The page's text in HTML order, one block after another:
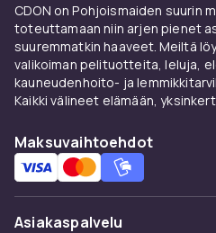
CDON on Pohjoismaiden suurin
toteuttamaan niin arjen pienet
suuremmatkin haaveet. Meiltä
valikoiman pelituotteita, leluja,
kauneudenhoito- ja
Kaikki välineet elämään,
Maksuvaihtoehdot
Asiakaspalvelu